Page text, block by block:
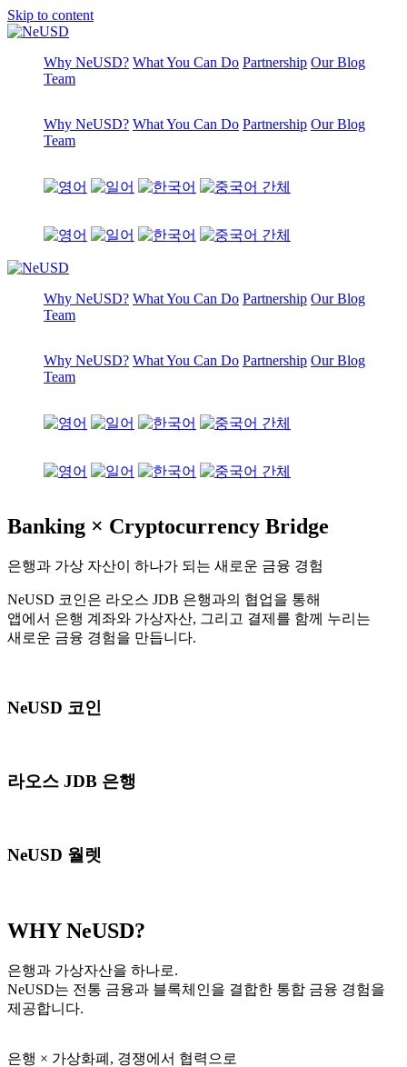
Skip to content
Why NeUSD? What You Can Do Partnership Our Blog
Team
Why NeUSD? What You Can Do Partnership Our Blog
Team
Why NeUSD? What You Can Do Partnership Our Blog
Team
Why NeUSD? What You Can Do Partnership Our Blog
Team
Banking × Cryptocurrency Bridge
은행과 가상 자산이 하나가 되는 새로운 금융 경험
NeUSD 코인은 라오스 JDB 은행과의 협업을 통해
앱에서 은행 계좌와 가상자산, 그리고 결제를 함께 누리는
새로운 금융 경험을 만듭니다.
NeUSD 코인
라오스 JDB 은행
NeUSD 월렛
WHY NeUSD?
은행과 가상자산을 하나로.
NeUSD는 전통 금융과 블록체인을 결합한 통합 금융 경험을
제공합니다.
은행 × 가상화폐, 경쟁에서 협력으로